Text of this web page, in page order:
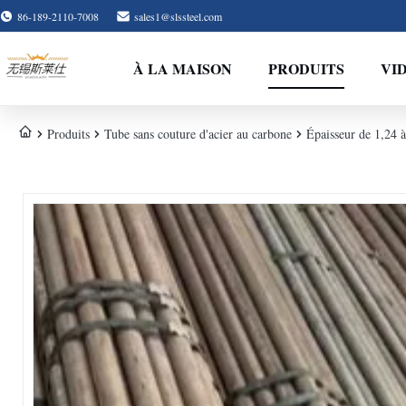
86-189-2110-7008 sales1@slssteel.com
À LA MAISON PRODUITS
Produits Tube sans couture d'acier au carbone Épaisseur de 1,24